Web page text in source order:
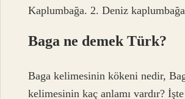
Kaplumbağa. 2. Deniz
Baga ne demek Türk?
Baga kelimesinin kökeni nedir,
kelimesinin kaç anlamı vardır?